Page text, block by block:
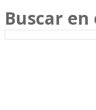
Buscar